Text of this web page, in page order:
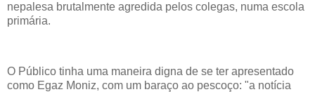
nepalesa brutalmente agredida pelos colegas, numa escola
primária.
O Público tinha uma maneira digna de se ter apresentado
como Egaz Moniz, com um baraço ao pescoço: "a notícia